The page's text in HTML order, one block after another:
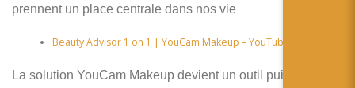
prennent un place centrale dans nos vie
Beauty Advisor 1 on 1 | YouCam Makeup – YouTube
La solution YouCam Makeup devient un outil puissant